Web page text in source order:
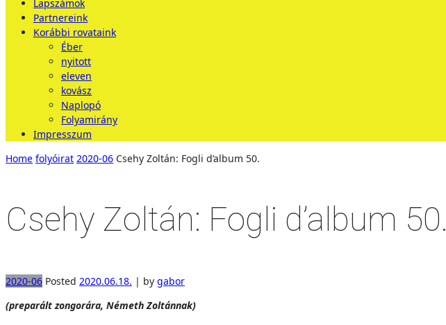
Lapszámok
Partnereink
Korábbi rovataink
Éber
nyitott
eleven
kovász
Naplopó
Folyamirány
Impresszum
Home folyóirat 2020-06 Csehy Zoltán: Fogli d’album 50.
Csehy Zoltán: Fogli d’album 50.
2020-06 Posted 2020.06.18. | by gabor
(preparált zongorára, Németh Zoltánnak)